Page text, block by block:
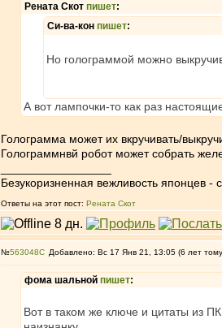
Рената Скот пишет:
Си-ва-кон пишет:
Но голограммой можно
А вот лампочки-то как раз
Голограмма может их вкручивать/
Голограммнвй робот может собрать
Безукоризненная вежливость японцев -
Ответы на этот пост: Рената Скот
№563048 Добавлено: Вс 17 Янв 21, 13:05 (6 лет
фома шальной пишет:
Вот в таком же ключе и цитаты из